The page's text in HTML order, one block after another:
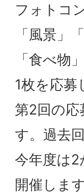
フォトコ
「風景」
「食べ物
1枚を応募
第2回の応
す。過去
今年度は
開催します